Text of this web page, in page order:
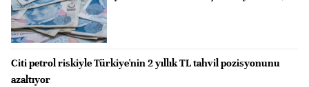
Citi petrol riskiyle Türkiye'nin 2 yıllık TL tahvil pozisyonunu
azaltıyor